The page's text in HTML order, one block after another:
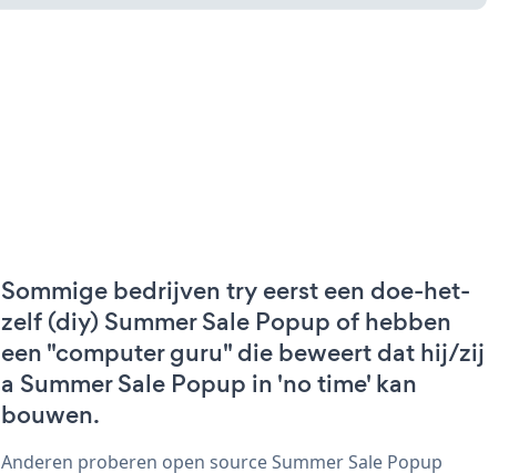
Sommige bedrijven try eerst een doe-het-
zelf (diy) Summer Sale Popup of hebben
een "computer guru" die beweert dat hij/zij
a Summer Sale Popup in 'no time' kan
bouwen.
Anderen proberen open source Summer Sale Popup